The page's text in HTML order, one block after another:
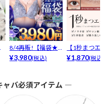
8/4再販!【福袋★
ブラセット3点
¥3,980(税込)
【1秒まつエ
リュームタイ
¥1,870(税込)
バ必須アイテム ―